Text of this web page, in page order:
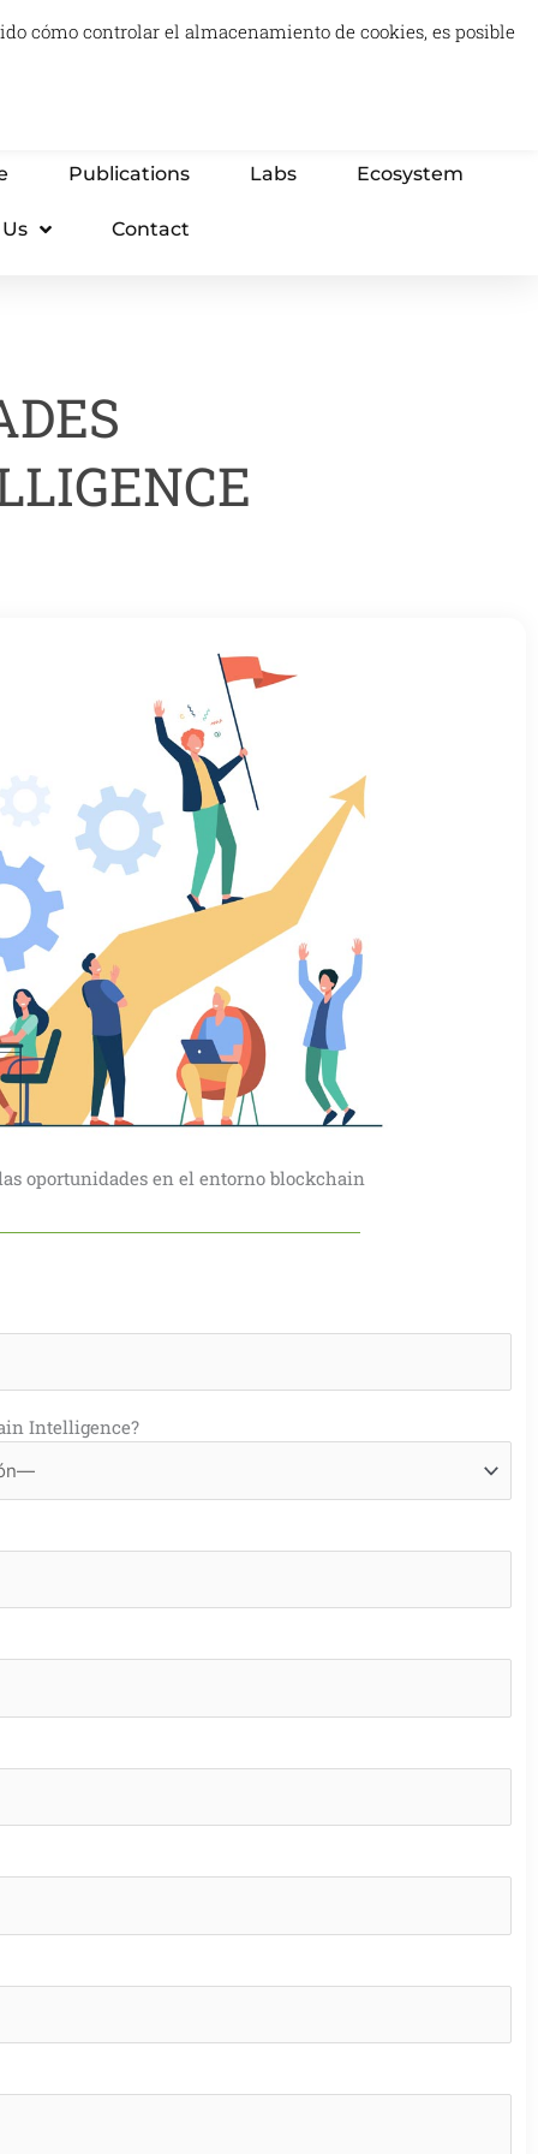
0
Carrito
Publications Labs Ecosystem
Contact
oportunidades en el entorno blockchain
Intelligence?
cómo controlar el almacenamiento de cookies, es posible